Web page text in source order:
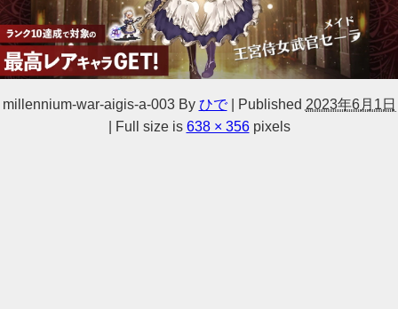
millennium-war-aigis-a-003 By ひで Published 2023年6月1日
Full size is 638 × 356pixels